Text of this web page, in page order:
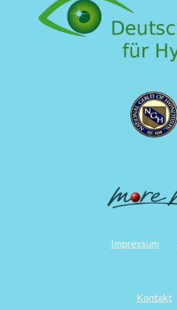
Impressum
Kontakt